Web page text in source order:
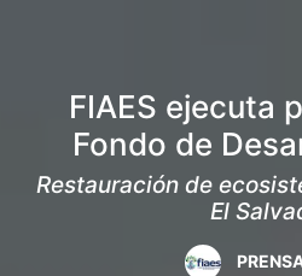
FIAES ejecuta
Fondo de
Restauración de
El